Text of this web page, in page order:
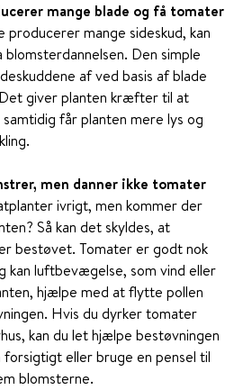
mange blade og få tomater
producerer mange sideskud, kan
Den simple
af ved basis af blade
giver planten kræfter til at
får planten mere lys og
men danner ikke tomater
ivrigt, men kommer der
Så kan det skyldes, at
bestøvet. Tomater er godt nok
kan luftbevægelse, som vind eller
hjælpe med at flytte pollen
Hvis du dyrker tomater
kan du let hjælpe bestøvningen
eller bruge en pensel til
blomsterne.